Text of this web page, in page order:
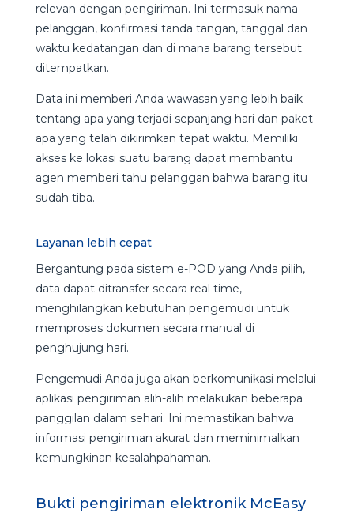
relevan dengan pengiriman. Ini termasuk nama
pelanggan, konfirmasi tanda tangan, tanggal dan
waktu kedatangan dan di mana barang tersebut
ditempatkan.
Data ini memberi Anda wawasan yang lebih baik
tentang apa yang terjadi sepanjang hari dan paket
apa yang telah dikirimkan tepat waktu. Memiliki
akses ke lokasi suatu barang dapat membantu
agen memberi tahu pelanggan bahwa barang itu
sudah tiba.
Layanan lebih cepat
Bergantung pada sistem e-POD yang Anda pilih,
data dapat ditransfer secara real time,
menghilangkan kebutuhan pengemudi untuk
memproses dokumen secara manual di
penghujung hari.
Pengemudi Anda juga akan berkomunikasi melalui
aplikasi pengiriman alih-alih melakukan beberapa
panggilan dalam sehari. Ini memastikan bahwa
informasi pengiriman akurat dan meminimalkan
kemungkinan kesalahpahaman.
Bukti pengiriman elektronik McEasy